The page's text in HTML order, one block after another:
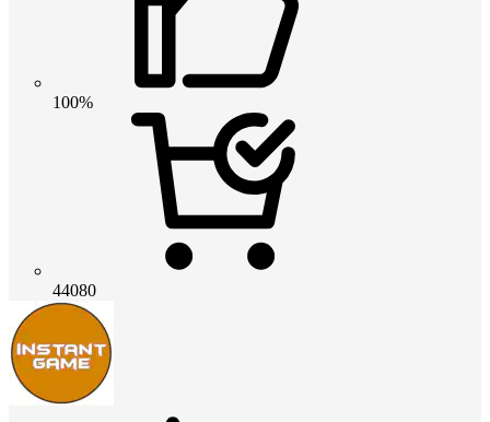
100%
44080